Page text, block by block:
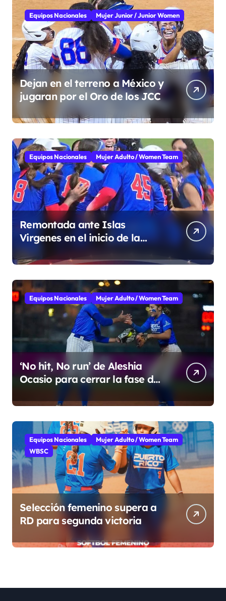
Equipos Nacionales Mujer Junior / Junior Women
Dejan en el terreno a México y
jugaran por el Oro de los JCC
Equipos Nacionales Mujer Adulto / Women Team
Remontada ante Islas
Virgenes en el inicio de la
Super Ronda
Equipos Nacionales Mujer Adulto / Women Team
‘No hit, No run’ de Aleshia
Ocasio para cerrar la fase de
Equipos Nacionales
Mujer Adulto / Women Team
WBSC
Selección femenino supera a
RD para segunda victoria